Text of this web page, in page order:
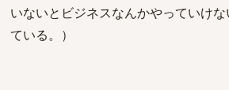
いないとビジネスなんかやっていけ
ている。）